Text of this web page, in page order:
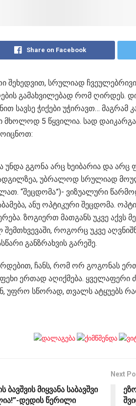
Share on Facebook
შეხედვით, სრულიად
გამახვილებად რომ ღირდეს.
სავსე ჭიქები უჭირავთ… მაგრამ
მხოლოდ 5 წყვილია. სად
უნდა გგონა არც ხეიბარია და
უბრალოდ სრულიად
“შეცდომა”)- ვიზუალური
ანუ ოპტიკური შეცდომა.
ზოგიერთ მათგანს უკვე აქვს
შემთხვევაში, როგორც უკვე
განზრახვის გარეშე.
ჩანს, რომ ორ გოგონას
ერთად აღიქმება. ყველაფერი
უფრო სწორად, თვალს ატყუებს
ბავშვის მიყვანა საბავშვი
დედის წერილი
Next